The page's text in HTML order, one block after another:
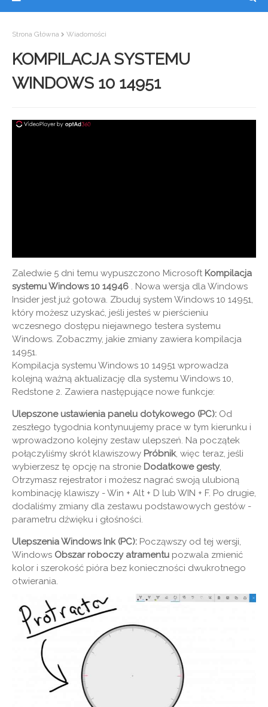
Strona Główna Wiadomości
KOMPILACJA SYSTEMU
WINDOWS 10 14951
Zaledwie 5 dni temu wypuszczono Microsoft Kompilacja
systemu Windows 10 14946
. Nowa wersja dla Windows
Insider jest już gotowa. Zbuduj system Windows 10 14951,
który możesz uzyskać, jeśli jesteś w pierścieniu
wczesnego dostępu niejawnego testera systemu
Windows. Zobaczmy, jakie zmiany zawiera kompilacja
14951.
Kompilacja systemu Windows 10 14951 wprowadza
kolejną ważną aktualizację dla systemu Windows 10,
Redstone 2. Zawiera następujące nowe funkcje:
Ulepszone ustawienia panelu dotykowego (PC): Od
zeszłego tygodnia kontynuujemy prace w tym kierunku i
wprowadzono kolejny zestaw ulepszeń. Na początek
połączyliśmy skrót klawiszowy Próbnik , więc teraz, jeśli
wybierzesz tę opcję na stronie Dodatkowe gesty,
Otrzymasz rejestrator i możesz nagrać swoją ulubioną
kombinację klawiszy - Win + Alt + D lub WIN + F. Po drugie,
dodaliśmy zmiany dla zestawu podstawowych gestów -
parametru dźwięku i głośności.
Ulepszenia Windows Ink (PC): Począwszy od tej wersji,
Windows Obszar roboczy atramentu pozwala zmienić
kolor i szerokość pióra bez konieczności dwukrotnego
otwierania.